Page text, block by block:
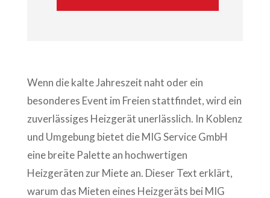
Wenn die kalte Jahreszeit naht oder ein
besonderes Event im Freien stattfindet, wird ein
zuverlässiges Heizgerät unerlässlich. In Koblenz
und Umgebung bietet die MIG Service GmbH
eine breite Palette an hochwertigen
Heizgeräten zur Miete an. Dieser Text erklärt,
warum das Mieten eines Heizgeräts bei MIG